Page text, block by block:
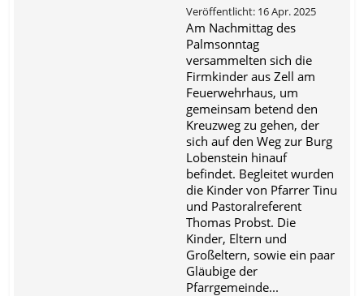
Veröffentlicht: 16 Apr. 2025
Am Nachmittag des
Palmsonntag
versammelten sich die
Firmkinder aus Zell am
Feuerwehrhaus, um
gemeinsam betend den
Kreuzweg zu gehen, der
sich auf den Weg zur Burg
Lobenstein hinauf
befindet. Begleitet wurden
die Kinder von Pfarrer Tinu
und Pastoralreferent
Thomas Probst. Die
Kinder, Eltern und
Großeltern, sowie ein paar
Gläubige der
Pfarrgemeinde...